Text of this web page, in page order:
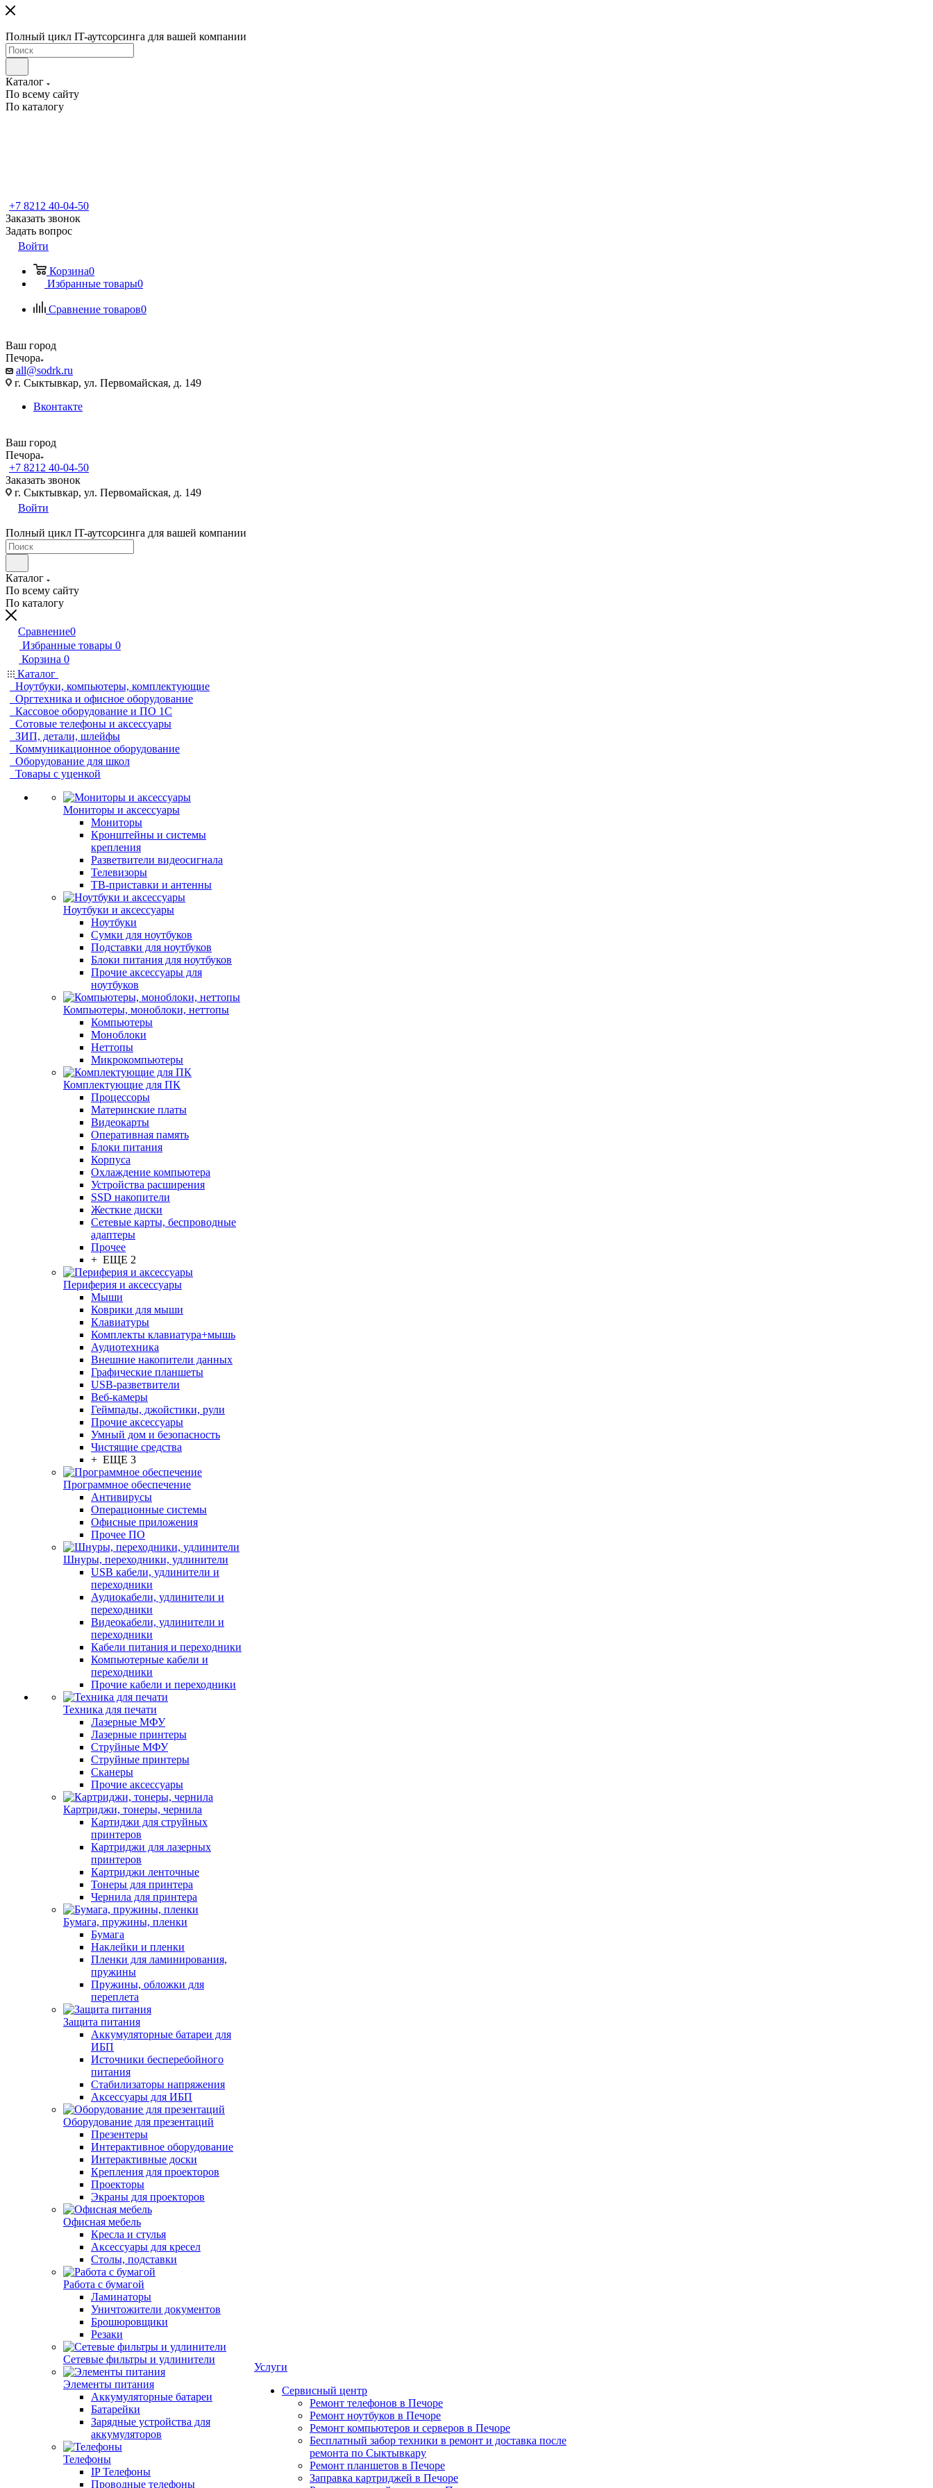
Полный цикл IT-аутсорсинга для вашей компании
Каталог
По всему сайту
По каталогу
+7 8212 40-04-50
Заказать звонок
Задать вопрос
Войти
Корзина0
Избранные товары0
Сравнение товаров0
Ваш город
Печора
all@sodrk.ru
г. Сыктывкар, ул. Первомайская, д. 149
Вконтакте
Ваш город
Печора
+7 8212 40-04-50
Заказать звонок
г. Сыктывкар, ул. Первомайская, д. 149
Войти
Полный цикл IT-аутсорсинга для вашей компании
Каталог
По всему сайту
По каталогу
Сравнение0
Избранные товары 0
Корзина 0
Каталог
Ноутбуки, компьютеры, комплектующие
Оргтехника и офисное оборудование
Кассовое оборудование и ПО 1С
Сотовые телефоны и аксессуары
ЗИП, детали, шлейфы
Коммуникационное оборудование
Оборудование для школ
Товары с уценкой
Мониторы и аксессуары
Мониторы
Кронштейны и системы
крепления
Разветвители видеосигнала
Телевизоры
ТВ-приставки и антенны
Ноутбуки и аксессуары
Ноутбуки
Сумки для ноутбуков
Подставки для ноутбуков
Блоки питания для ноутбуков
Прочие аксессуары для
ноутбуков
Компьютеры, моноблоки, неттопы
Компьютеры
Моноблоки
Неттопы
Микрокомпьютеры
Комплектующие для ПК
Процессоры
Материнские платы
Видеокарты
Оперативная память
Блоки питания
Корпуса
Охлаждение компьютера
Устройства расширения
SSD накопители
Жесткие диски
Сетевые карты, беспроводные
адаптеры
Прочее
+ ЕЩЕ 2
Периферия и аксессуары
Мыши
Коврики для мыши
Клавиатуры
Комплекты клавиатура+мышь
Аудиотехника
Внешние накопители данных
Графические планшеты
USB-разветвители
Веб-камеры
Геймпады, джойстики, рули
Прочие аксессуары
Умный дом и безопасность
Чистящие средства
+ ЕЩЕ 3
Программное обеспечение
Антивирусы
Операционные системы
Офисные приложения
Прочее ПО
Шнуры, переходники, удлинители
USB кабели, удлинители и
переходники
Аудиокабели, удлинители и
переходники
Видеокабели, удлинители и
переходники
Кабели питания и переходники
Компьютерные кабели и
переходники
Прочие кабели и переходники
Техника для печати
Лазерные МФУ
Лазерные принтеры
Струйные МФУ
Струйные принтеры
Сканеры
Прочие аксессуары
Картриджи, тонеры, чернила
Картиджи для струйных
принтеров
Картриджи для лазерных
принтеров
Картриджи ленточные
Тонеры для принтера
Чернила для принтера
Бумага, пружины, пленки
Бумага
Наклейки и пленки
Пленки для ламинирования,
пружины
Пружины, обложки для
переплета
Защита питания
Аккумуляторные батареи для
ИБП
Источники бесперебойного
питания
Стабилизаторы напряжения
Аксессуары для ИБП
Оборудование для презентаций
Презентеры
Интерактивное оборудование
Интерактивные доски
Крепления для проекторов
Проекторы
Экраны для проекторов
Офисная мебель
Кресла и стулья
Аксессуары для кресел
Столы, подставки
Работа с бумагой
Ламинаторы
Уничтожители документов
Брошюровщики
Резаки
Сетевые фильтры и удлинители
Элементы питания
Аккумуляторные батареи
Батарейки
Зарядные устройства для
аккумуляторов
Телефоны
IP Телефоны
Проводные телефоны
Услуги
Сервисный центр
Ремонт телефонов в Печоре
Ремонт ноутбуков в Печоре
Ремонт компьютеров и серверов в Печоре
Бесплатный забор техники в ремонт и доставка после
ремонта по Сыктывкару
Ремонт планшетов в Печоре
Заправка картриджей в Печоре